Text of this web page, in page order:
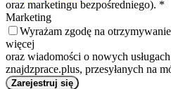
oraz marketingu bezpośredniego). *
Marketing
Wyrażam zgodę na
więcej
oraz wiadomości o nowych
znajdzprace.plus, przesyłanych na